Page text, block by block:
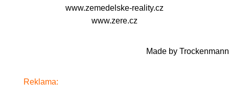
www.zemedelske-reality.cz
www.zere.cz
Made by Trockenmann
Reklama: